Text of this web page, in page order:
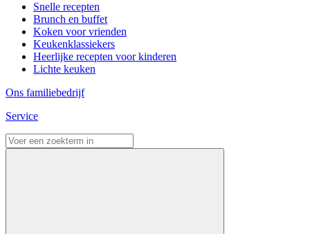
Snelle recepten
Brunch en buffet
Koken voor vrienden
Keukenklassiekers
Heerlijke recepten voor kinderen
Lichte keuken
Ons familiebedrijf
Service